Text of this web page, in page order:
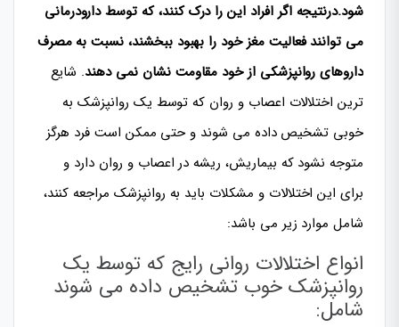
شود.درنتیجه اگر افراد این را درک کنند، که توسط دارودرمانی
می توانند فعالیت مغز خود را بهبود ببخشند، نسبت به مصرف
داروهای روانپزشکی از خود مقاومت نشان نمی دهند. شایع
ترین اختلالات اعصاب و روان که توسط یک روانپزشک به
خوبی تشخیص داده می شوند و حتی ممکن است فرد هرگز
متوجه نشود که بیماریش، ریشه در اعصاب و روان دارد و
برای این اختلالات و مشکلات باید به روانپزشک مراجعه کنند،
شامل موارد زیر می باشد:
انواع اختلالات روانی رایج که توسط یک
روانپزشک خوب تشخیص داده می شوند
شامل: